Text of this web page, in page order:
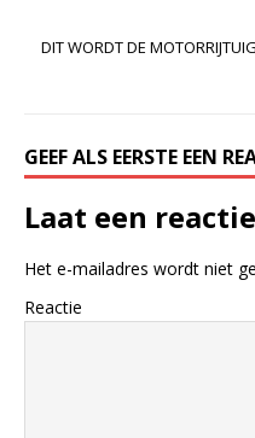
DIT WORDT DE
GEEF ALS EERSTE EEN
Laat een
Het e-mailadres wordt niet
Reactie